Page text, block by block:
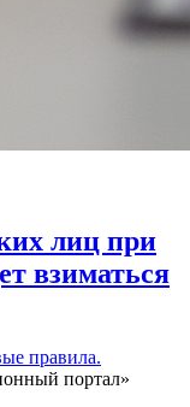
лиц при
взиматься
правила.
портал»